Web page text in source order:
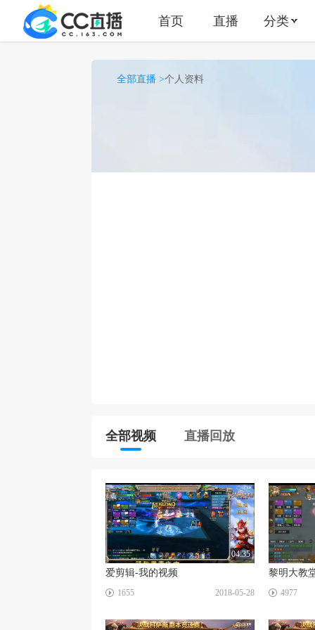
首页 直播 分类
全部直播 >个人资料
全部视频 直播回放
☑
04:35
爱剪辑-我的视频
1655 2018-05-28
☑
黎明大教
4977